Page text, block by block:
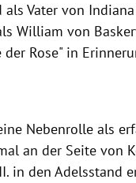
Vater von Indiana
William von
Rose" in
Nebenrolle als
an der Seite von
in den Adelsstand